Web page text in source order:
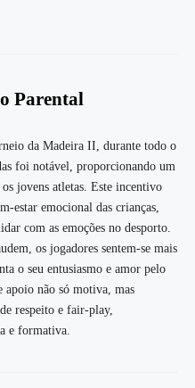
Parental
da Madeira II, durante todo o
foi notável, proporcionando um
jovens atletas. Este incentivo
estar emocional das crianças,
com as emoções no desporto.
os jogadores sentem-se mais
o seu entusiasmo e amor pelo
não só motiva, mas
respeito e fair-play,
e formativa.